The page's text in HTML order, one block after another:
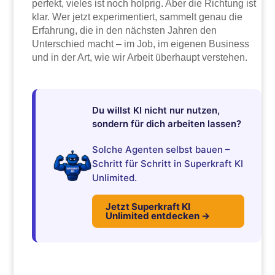
perfekt, vieles ist noch holprig. Aber die Richtung ist
klar. Wer jetzt experimentiert, sammelt genau die
Erfahrung, die in den nächsten Jahren den
Unterschied macht – im Job, im eigenen Business
und in der Art, wie wir Arbeit überhaupt verstehen.
Du willst KI nicht nur nutzen,
sondern für dich arbeiten lassen?
Solche Agenten selbst bauen –
Schritt für Schritt in Superkraft KI
Unlimited.
Jetzt Superkraft KI
Unlimited entdecken →